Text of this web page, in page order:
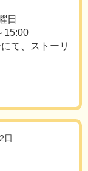
日
15:00
て、ストーリ
日